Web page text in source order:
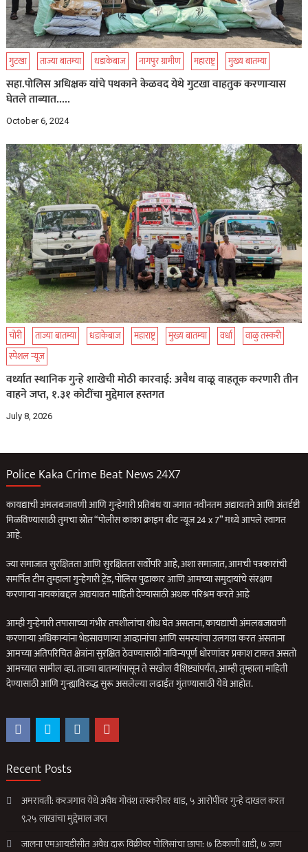
गुटखा ताज्या बातम्या धडाकेबाज नागपुर ग्रामीण महाराष्ट्र मुख्य बातम्या
सहा.पोलिस अधिक्षक यांचे पथकाने केळवद येथे गुटखा वाहतुक करणाऱ्यास
घेतले ताब्यात…..
October 6, 2024
चोरी ताज्या बातम्या धडाकेबाज महाराष्ट्र मुख्य बातम्या वर्धा
वाळु तस्करी
स्पेशल न्यूज
वर्ध्यात स्थानिक गुन्हे शाखेची मोठी कारवाई: अवैध वाळू वाहतूक करणारी तीन
वाहने जप्त, १.३१ कोटींचा मुद्देमाल हस्तगत
July 8, 2026
Police Kaka Crime Beat News 24X7
कायद्याची अंमलबजावणी आणि गुन्हेगारी प्रतिबंध या जगात नवीनतम अद्यायतने आणि अंतर्दृष्टी
मिळविण्यासाठी तुमचा स्रोत “पोलीस काका क्राइम बीट न्यूज 24 x 7” मध्ये आपले स्वागत
आहे.
ज्या समाजात सुरक्षितता आणि सुरक्षितता सर्वोपरि आहे, अशा समाजात, आमची पत्रकारांची
समर्पित टीम तुम्हाला गुन्हेगारी ट्रेंड, पोलिस पुढाकार आणि आमच्या समुदायांचे संरक्षण
करणार्‍या नायकांबद्दल अद्ययावत माहिती देण्यासाठी अथक परिश्रम करते आहे
आम्ही गुन्हेगारी तपासाच्या गंभीर तपशीलांचा शोध घेत असताना, कायद्याची अंमलबजावणी
करणार्‍या अधिकार्‍यांना भेडसावणार्‍या आव्हानांचा आणि समस्यांचा उलगडा करत असताना
आमच्या अतिपरिचित क्षेत्रांना सुरक्षित ठेवण्यासाठी नाविन्यपूर्ण धोरणांवर प्रकाश टाकत असतो
आमच्यात सामील व्हा. ताज्या बातम्यांपासून ते सखोल वैशिष्ट्यांपर्यंत, आम्ही तुम्हाला माहिती
देण्यासाठी आणि गुन्ह्याविरुद्ध सुरू असलेल्या लढाईत गुंतण्यासाठी येथे आहोत.
Recent Posts
अमरावती: करजगाव येथे अवैध गोवंश तस्करीवर धाड, ५ आरोपींवर गुन्हे दाखल करत
९.२५ लाखांचा मुद्देमाल जप्त
जालना एमआयडीसीत अवैध दारू विक्रीवर पोलिसांचा छापा: ७ ठिकाणी धाडी, ७ जण